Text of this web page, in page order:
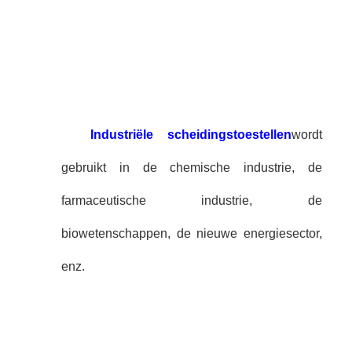
Industriële scheidingstoestellenwordt
gebruikt in de chemische industrie, de
farmaceutische industrie, de
biowetenschappen, de nieuwe energiesector,
enz.